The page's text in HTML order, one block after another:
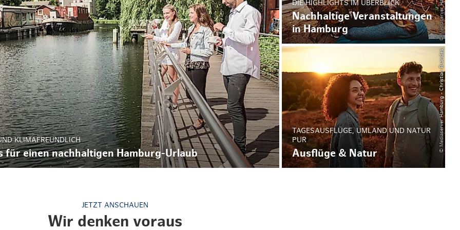
Weihnachten mit Bibi & Tina
KLIMAFREUNDLICH
für einen nachhaltigen Hamburg-Urlaub
DIE HIGHLIGHTS IM ÜBERBLICK
Nachhaltige Veranstaltungen
in Hamburg
© Mediaserver Hamburg - Christian Brandes
TAGESAUSFLÜGE, UMLAND UND NATUR
PUR
Ausflüge & Natur
JETZT ANSCHAUEN
Wir denken voraus